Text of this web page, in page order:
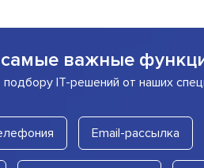
важные
подбору IT-решений от наших
Email-рассылка